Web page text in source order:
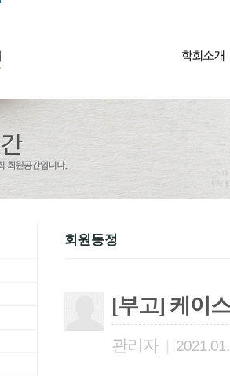
회원동정
[부고] 케이
관리자